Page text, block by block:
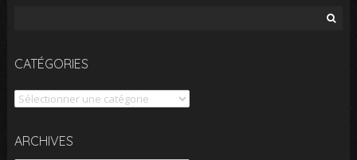
CATÉGORIES
Catégories
ARCHIVES
Archives